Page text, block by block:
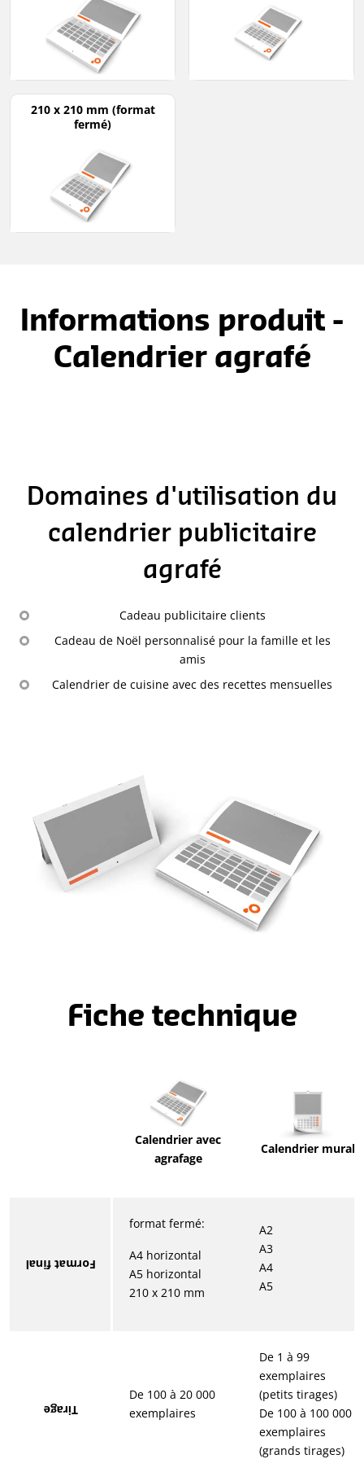
210 x 210 mm (format
fermé)
Informations produit -
Calendrier agrafé
Domaines d'utilisation du
calendrier publicitaire
agrafé
Cadeau publicitaire clients
Cadeau de Noël personnalisé pour la famille et les
amis
Calendrier de cuisine avec des recettes mensuelles
Fiche technique
Calendrier avec
agrafage
Calendrier mural
Format final
format fermé:
A4 horizontal
A5 horizontal
210 x 210 mm
A2
A3
A4
A5
Tirage
De 100 à 20 000
exemplaires
De 1 à 99
exemplaires
(petits tirages)
De 100 à 100 000
exemplaires
(grands tirages)